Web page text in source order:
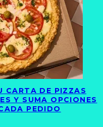
CARTA DE PIZZAS
Y SUMA OPCIONES
PEDIDO